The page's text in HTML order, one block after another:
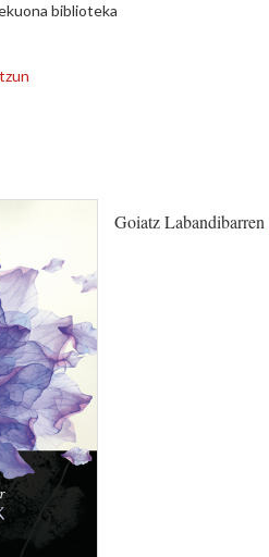
biblioteka
Goiatz Labandibarren